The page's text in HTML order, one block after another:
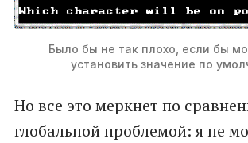
Было бы не так плохо, если бы
установить значение по
Но все это меркнет по
глобальной проблемой: я не